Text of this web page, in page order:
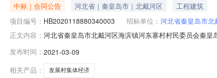
中标｜合同公告 河北省｜秦皇岛市｜北戴河区
工程建筑
项目编号： HB2020118880340003 招标单位： 河北省秦皇岛市
正文内容： 河北省秦皇岛市北戴河区海滨镇河东寨村村民委员会秦
河东寨村建设项目（发展村集体经济（洗衣房设备））
发布时间： 2021-03-09
相关产品：
发展村集体经济